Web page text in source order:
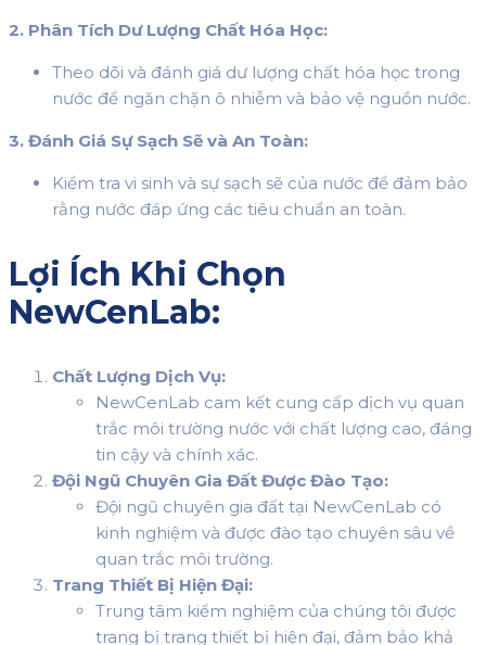
2. Phân Tích Dư Lượng Chất Hóa Học:
Theo dõi và đánh giá dư lượng chất hóa học trong
nước để ngăn chặn ô nhiễm và bảo vệ nguồn nước.
3. Đánh Giá Sự Sạch Sẽ và An Toàn:
Kiểm tra vi sinh và sự sạch sẽ của nước để đảm bảo
rằng nước đáp ứng các tiêu chuẩn an toàn.
Lợi Ích Khi Chọn
NewCenLab:
Chất Lượng Dịch Vụ:
NewCenLab cam kết cung cấp dịch vụ quan
trắc môi trường nước với chất lượng cao, đáng
tin cậy và chính xác.
Đội Ngũ Chuyên Gia Đất Được Đào Tạo:
Đội ngũ chuyên gia đất tại NewCenLab có
kinh nghiệm và được đào tạo chuyên sâu về
quan trắc môi trường.
Trang Thiết Bị Hiện Đại:
Trung tâm kiểm nghiệm của chúng tôi được
trang bị trang thiết bị hiện đại, đảm bảo khả